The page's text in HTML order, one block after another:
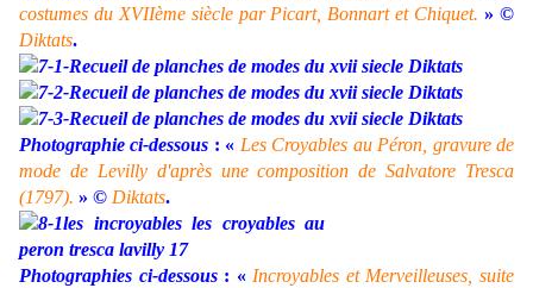
costumes du XVIIème siècle par Picart, Bonnart et Chiquet. » ©
Diktats.
Photographie ci-dessous : « Les Croyables au Péron, gravure de
mode de Levilly d'après une composition de Salvatore Tresca
(1797). » © Diktats.
Photographies ci-dessous: « Incroyables et Merveilleuses, suite